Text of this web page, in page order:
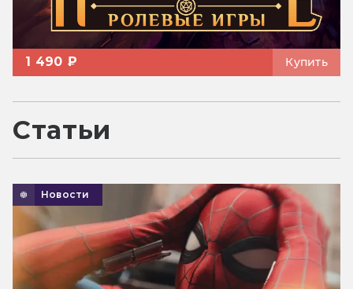
1 490 ₽ Купить
Статьи
Новости